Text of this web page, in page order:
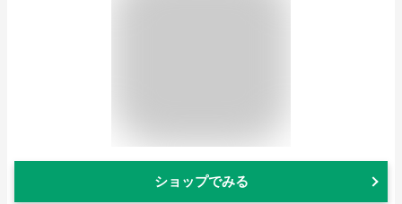
ショップでみる